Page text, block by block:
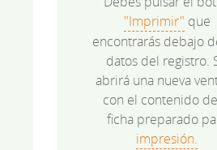
"Imprimir" que
encontrarás debajo
datos del registro.
abrirá una nueva
con el contenido
ficha preparado
impresión.